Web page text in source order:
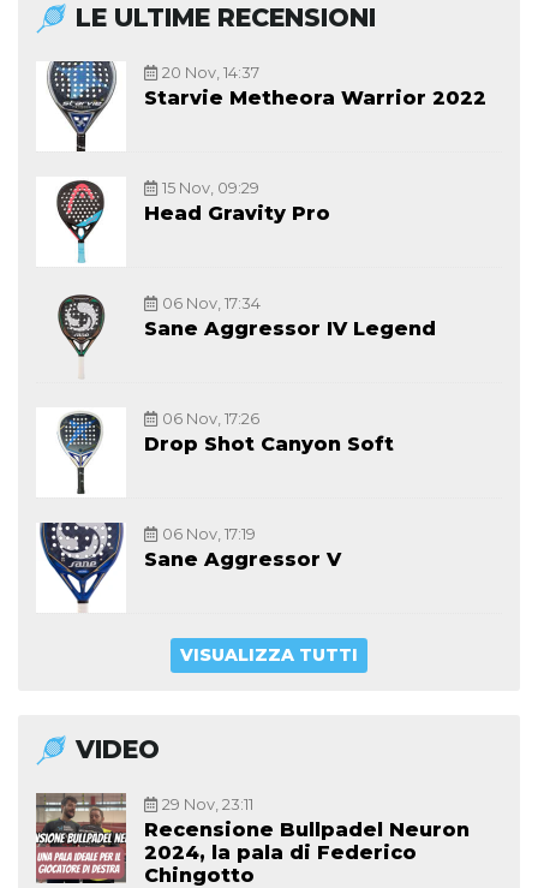
LE ULTIME RECENSIONI
20 Nov, 14:37
Starvie Metheora Warrior 2022
15 Nov, 09:29
Head Gravity Pro
06 Nov, 17:34
Sane Aggressor IV Legend
06 Nov, 17:26
Drop Shot Canyon Soft
06 Nov, 17:19
Sane Aggressor V
VISUALIZZA TUTTI
VIDEO
29 Nov, 23:11
Recensione Bullpadel Neuron
2024, la pala di Federico
Chingotto